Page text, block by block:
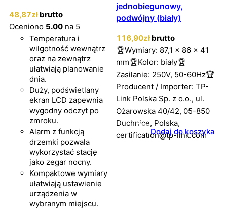
48,87zł brutto
Oceniono 5.00 na 5
Temperatura i
wilgotność wewnątrz
oraz na zewnątrz
ułatwiają planowanie
dnia.
Duży, podświetlany
ekran LCD zapewnia
wygodny odczyt po
zmroku.
Alarm z funkcją
drzemki pozwala
wykorzystać stację
jako zegar nocny.
Kompaktowe wymiary
ułatwiają ustawienie
urządzenia w
wybranym miejscu.
jednobiegunowy,
podwójny (biały)
116,90zł brutto
🏆Wymiary: 87,1 x 86 x 41
mm🏆Kolor: biały🏆
Zasilanie: 250V, 50-60Hz🏆
Producent / Importer: TP-
Link Polska Sp. z o.o., ul.
Ożarowska 40/42, 05-850
Duchnice, Polska,
certification@tp-link.com
Dodaj do koszyka